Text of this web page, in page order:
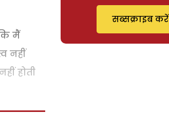
मैं
नहीं
होती
सब्सक्राइब करें